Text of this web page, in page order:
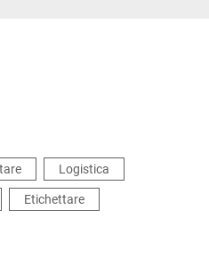
Logistica
Etichettare